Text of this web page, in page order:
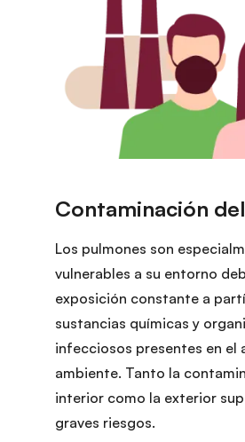
Los pulmones son
vulnerables a su entorno
exposición constante a
sustancias químicas y
infecciosos presentes en el
ambiente. Tanto la
interior como la exterior
graves riesgos.